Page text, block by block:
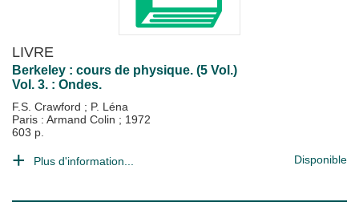
LIVRE
Berkeley : cours de physique. (5 Vol.)
Vol. 3. : Ondes.
F.S. Crawford ; P. Léna
Paris : Armand Colin ; 1972
603 p.
Plus d'information... Disponible